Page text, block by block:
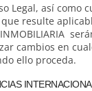
Legal, así como
resulte
cambios en
ello proceda.